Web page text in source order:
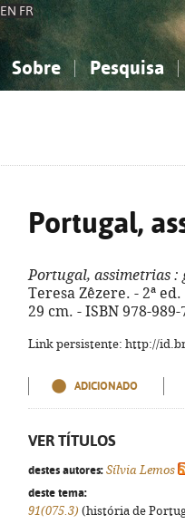
EN FR
Sobre Pesquisa
Portugal,
Portugal, assimetrias :
Teresa Zêzere. - 2ª
29 cm. - ISBN 978-989-
Link persistente: http://
ADICIONADO
VER TÍTULOS
destes autores: Sílvia Lemos
deste tema:
91(075.3) (história de